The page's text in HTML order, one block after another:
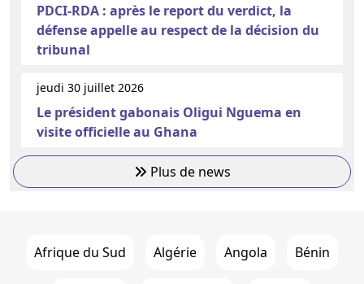
PDCI-RDA : après le report du verdict, la
défense appelle au respect de la décision du
tribunal
jeudi 30 juillet 2026
Le président gabonais Oligui Nguema en
visite officielle au Ghana
Plus de news
Afrique du Sud Algérie Angola Bénin